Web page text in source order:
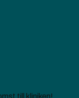
till kliniken!